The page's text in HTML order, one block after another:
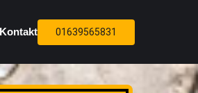
Kontakt 01639565831